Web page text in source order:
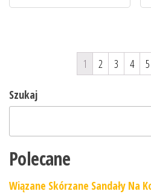
1 2 3 4 5
Szukaj
Polecane
Wiązane Skórzane Sandały Na